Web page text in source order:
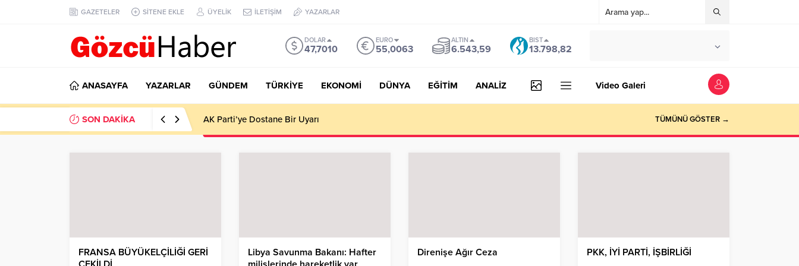
GAZETELER SİTENE EKLE ÜYELİK İLETİŞİM YAZARLAR
DOLAR
47,7010
EURO
55,0063
ALTIN
6.543,59
BIST
13.798,82
ANASAYFA YAZARLAR GÜNDEM TÜRKİYE EKONOMİ DÜNYA EĞİTİM ANALİZ Video Galeri
SON DAKİKA AK Parti’ye Dostane Bir Uyarı TÜMÜNÜ GÖSTER →
FRANSA BÜYÜKELÇİLİĞİ GERİ
Libya Savunma Bakanı: Hafter
Direnişe Ağır Ceza PKK, İYİ PARTİ, İŞBİRLİĞİ